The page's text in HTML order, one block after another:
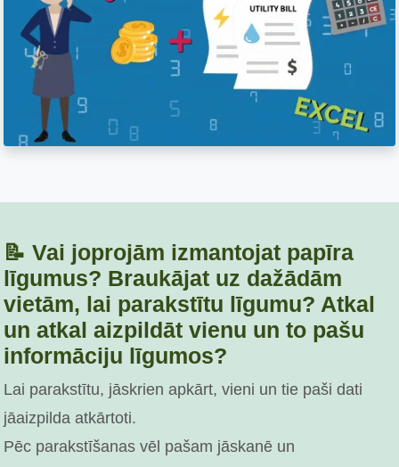
📝 Vai joprojām izmantojat papīra
līgumus? Braukājat uz dažādām
vietām, lai parakstītu līgumu? Atkal
un atkal aizpildāt vienu un to pašu
informāciju līgumos?
Lai parakstītu, jāskrien apkārt, vieni un tie paši dati
jāaizpilda atkārtoti.
Pēc parakstīšanas vēl pašam jāskanē un